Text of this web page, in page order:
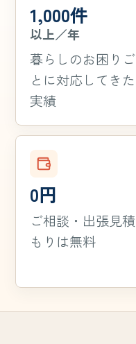
1,000件
以上／年
暮らしのお困りご
とに対応してきた
実績
0円
ご相談・出張見積
もりは無料